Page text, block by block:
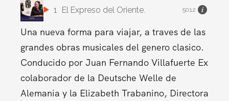
1 El Expreso del Oriente. 50:12
Una nueva forma para viajar, a traves de las
grandes obras musicales del genero clasico.
Conducido por Juan Fernando Villafuerte Ex
colaborador de la Deutsche Welle de
Alemania y la Elizabeth Trabanino, Directora